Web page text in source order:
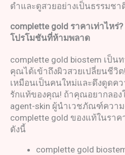
ดำและดูสวยอย่างเป็นธรรมชา
complette gold ราคาเท่าไหร่?
โปรโมชันที่ห้ามพลาด
complette gold biostem เป็น
คุณได้เข้าถึงผิวสวยเปลี่ยนชีวิ
เหมือนเป็นคนใหม่และดึงดูดค
รักแท้ของคุณ! ถ้าคุณอยากลอง
agent-skin ผู้นำเวชภัณฑ์ควา
complette gold ของแท้ในรา
ดังนี้
complette gold